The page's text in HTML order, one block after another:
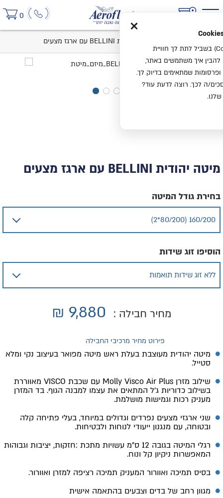
0
מיטה יהודית BELLINI עם ארגז מצעים
מיטה יהודית BELLINI עם ארגז מצעים
מיטה יהודית מעוצבת בעלת ראש מיטה מפואר בעיצוב נקי ומלא
סטייל.
שילוב מזרן Molly Visco Air Plus עם שכבת VISCO מאווררת
בשילוב כדוריות ג׳ל המתאים את עצמו למבנה הגוף. בד המזרן
מעניק רכות וגמישות מושלמת.
שני ארגזי מצעים נפרדים וגדולים במיוחד, בעלי פתיחה קלה
ובטוחה, עם מנגנון ייעודי לנוחות ולבטיחות.
רגלי המיטה בגובה 12 ס״מ עשויות מתכת :חזקות, יציבות וגבוהות
המאפשרות ניקיון קל ונוח.
בסיס תמיכה ואוורור המעניק תמיכה רציפה למזרן ואוורור.
מגוון רחב של בדים וצבעים בהתאמה אישית
בחירת גודל המיטה
הוסיפו זוג שידות
מחיר חבילה : 9,880
₪
פירוט מחיר מרכיבי החבילה
×
אנחנו משתמשים בעוגיות (Cookies) בשביל לתת לך חוויית
להבין איך משתמשים באתר,
שמתאימים בדיוק לך.
ה לכך. רוצה לדעת עוד?